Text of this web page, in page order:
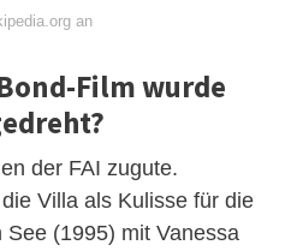
an
Film wurde
der FAI zugute.
Villa als Kulisse für die
(1995) mit Vanessa